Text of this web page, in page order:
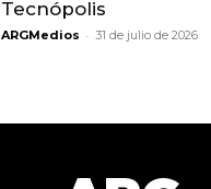
Tecnópolis
ARGMedios - 31 de julio de 2026